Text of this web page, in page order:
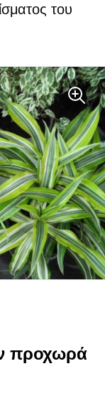
του
προχωρά